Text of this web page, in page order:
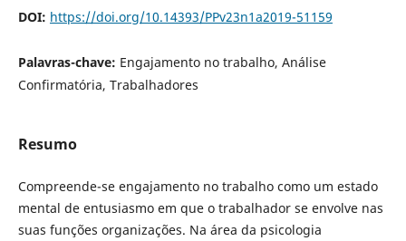
DOI: https://doi.org/10.14393/PPv23n1a2019-51159
Palavras-chave: Engajamento no trabalho, Análise
Confirmatória, Trabalhadores
Resumo
Compreende-se engajamento no trabalho como um estado
mental de entusiasmo em que o trabalhador se envolve nas
suas funções organizações. Na área da psicologia